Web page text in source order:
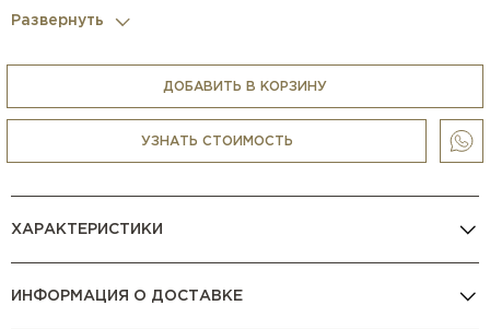
Развернуть
ДОБАВИТЬ В КОРЗИНУ
УЗНАТЬ СТОИМОСТЬ
ХАРАКТЕРИСТИКИ
ИНФОРМАЦИЯ О ДОСТАВКЕ